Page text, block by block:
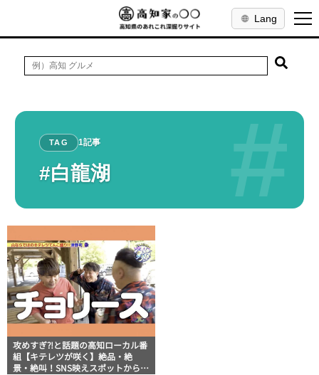
Lang
#
TAG 1記事
#白龍湖
攻めすぎ⁈と話題の高知ローカル番
組【キテレツが咲く】絶品・絶
景・絶叫！SNS映えスポットからフ